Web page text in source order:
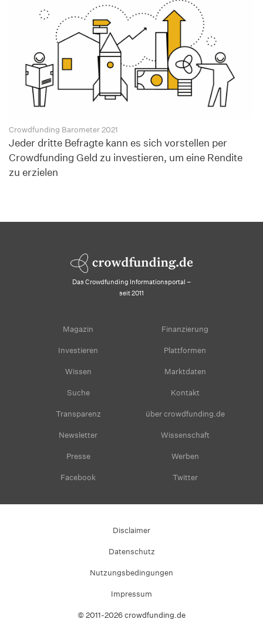
Crowdfunding Barometer 2021
Jeder dritte Befragte kann es sich vorstellen per
Crowdfunding Geld zu investieren, um eine Rendite
zu erzielen
Das Crowdfunding Informationsportal –
seit 2011
Magazin Finanzierung
Investieren Plattformen
Wissen Marktdaten
Suche Kontakt
Transparenz über crowdfunding.de
Newsletter Wissenschaft
Presse Werben
Facebook Twitter
Disclaimer
Datenschutz
Nutzungsbedingungen
Impressum
© 2011-2026 crowdfunding.de